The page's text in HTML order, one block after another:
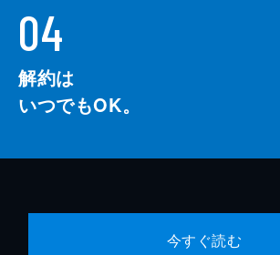
04
解約は
いつでもOK。
今すぐ読む